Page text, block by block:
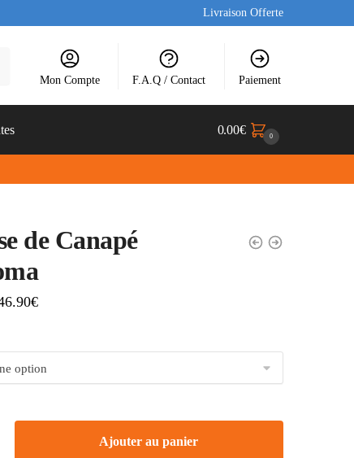
Livraison Offerte
Mon Compte F.A.Q / Contact Paiement
0.00€ 0
de Canapé
€
Ajouter au panier